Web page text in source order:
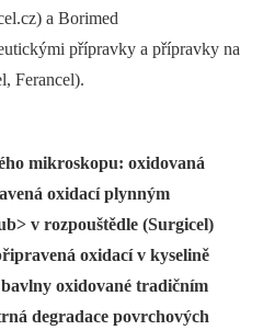
a Borimed
přípravky a přípravky na
Ferancel).
mikroskopu: oxidovaná
oxidací plynným
v rozpouštědle (Surgicel)
oxidací v kyselině
oxidované tradičním
degradace povrchových